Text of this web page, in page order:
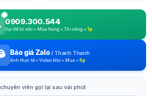
0909.300.544
Gọi để tư vấn • Mua hàng • Thi công • 1p
Báo giá Zalo/ Thanh Thanh
Ảnh thực tế • Video kho • Mua • 5p
viên gọi lại sau vài phút